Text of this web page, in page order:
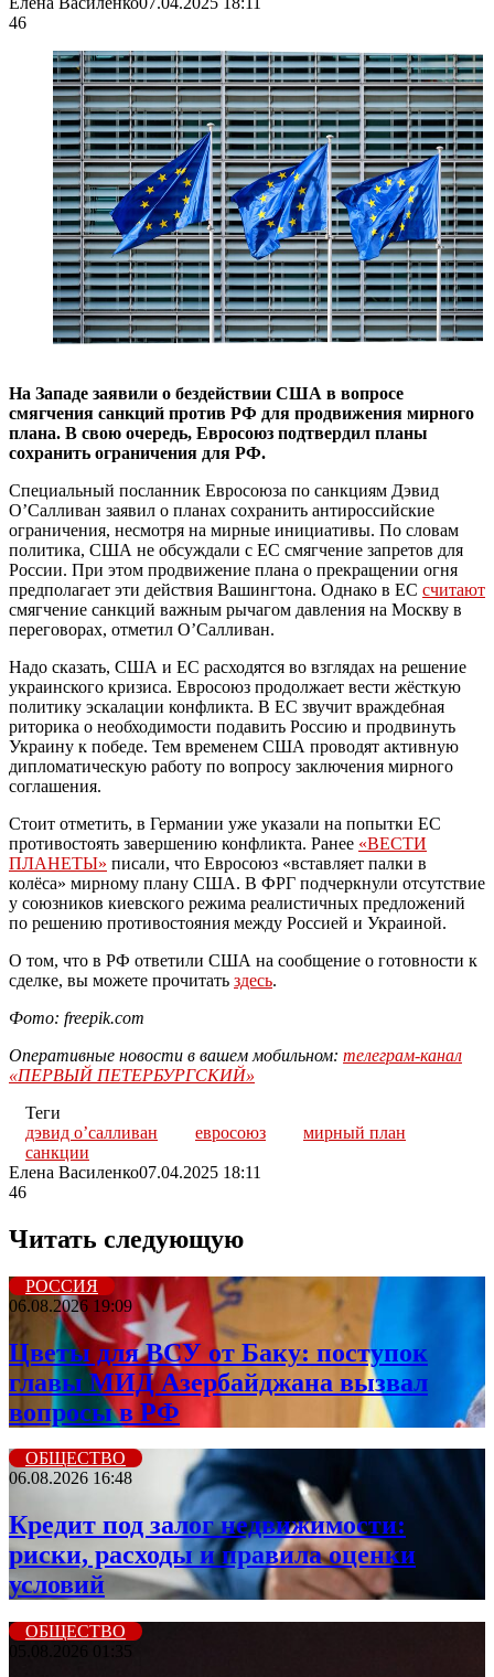
46
На Западе заявили о бездействии США в вопросе
смягчения санкций против РФ для продвижения мирного
плана. В свою очередь, Евросоюз подтвердил планы
сохранить ограничения для РФ.
Специальный посланник Евросоюза по санкциям Дэвид
О’Салливан заявил о планах сохранить антироссийские
ограничения, несмотря на мирные инициативы. По словам
политика, США не обсуждали с ЕС смягчение запретов для
России. При этом продвижение плана о прекращении огня
предполагает эти действия Вашингтона. Однако в ЕС считают
смягчение санкций важным рычагом давления на Москву в
переговорах, отметил О’Салливан.
Надо сказать, США и ЕС расходятся во взглядах на решение
украинского кризиса. Евросоюз продолжает вести жёсткую
политику эскалации конфликта. В ЕС звучит враждебная
риторика о необходимости подавить Россию и продвинуть
Украину к победе. Тем временем США проводят активную
дипломатическую работу по вопросу заключения мирного
соглашения.
Стоит отметить, в Германии уже указали на попытки ЕС
противостоять завершению конфликта. Ранее «ВЕСТИ
ПЛАНЕТЫ» писали, что Евросоюз «вставляет палки в
колёса» мирному плану США. В ФРГ подчеркнули отсутствие
у союзников киевского режима реалистичных предложений
по решению противостояния между Россией и Украиной.
О том, что в РФ ответили США на сообщение о готовности к
сделке, вы можете прочитать здесь.
Фото: freepik.com
Оперативные новости в вашем мобильном: телеграм-канал
«ПЕРВЫЙ ПЕТЕРБУРГСКИЙ»
Теги
дэвид о’салливан
евросоюз
мирный план
санкции
Елена Василенко07.04.2025 18:11
46
Читать следующую
РОССИЯ
06.08.2026 19:09
Цветы для ВСУ от Баку: поступок
главы МИД Азербайджана вызвал
вопросы в РФ
ОБЩЕСТВО
06.08.2026 16:48
Кредит под залог недвижимости:
риски, расходы и правила оценки
условий
ОБЩЕСТВО
05.08.2026 01:35